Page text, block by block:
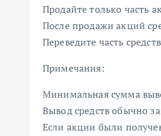
Продайте только часть
После продажи акций
Переведите часть
Примечания:
Минимальная сумма
Вывод средств обычно
Если акции были